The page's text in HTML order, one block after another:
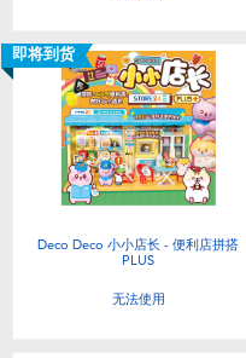
即将到货
Deco Deco 小小店长 - 便利店拼搭
PLUS
无法使用